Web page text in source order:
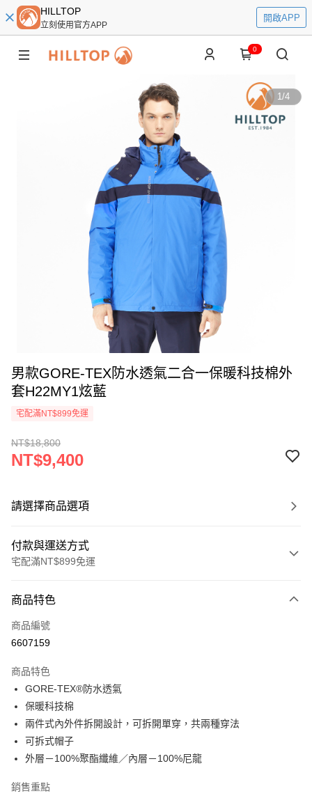
HILLTOP
立刻使用官方APP
開啟APP
0
1/4
男款GORE-TEX防水透氣二合一保暖科技棉外
套H22MY1炫藍
宅配滿NT$899免運
NT$18,800
NT$9,400
請選擇商品選項
付款與運送方式
宅配滿NT$899免運
信用卡一次付款
LINE Pay
悠遊付
Google Pay
運送方式
每筆NT$90，滿NT$899(含以上)免運費
商品特色
商品編號
6607159
商品特色
GORE-TEX®防水透氣
保暖科技棉
兩件式內外件拆開設計，可拆開單穿，共兩種穿法
可拆式帽子
外層－100%聚酯纖維／內層－100%尼龍
銷售重點